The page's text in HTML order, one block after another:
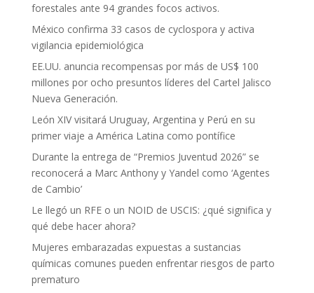
forestales ante 94 grandes focos activos.
México confirma 33 casos de cyclospora y activa
vigilancia epidemiológica
EE.UU. anuncia recompensas por más de US$ 100
millones por ocho presuntos líderes del Cartel Jalisco
Nueva Generación.
León XIV visitará Uruguay, Argentina y Perú en su
primer viaje a América Latina como pontífice
Durante la entrega de “Premios Juventud 2026” se
reconocerá a Marc Anthony y Yandel como ‘Agentes
de Cambio’
Le llegó un RFE o un NOID de USCIS: ¿qué significa y
qué debe hacer ahora?
Mujeres embarazadas expuestas a sustancias
químicas comunes pueden enfrentar riesgos de parto
prematuro